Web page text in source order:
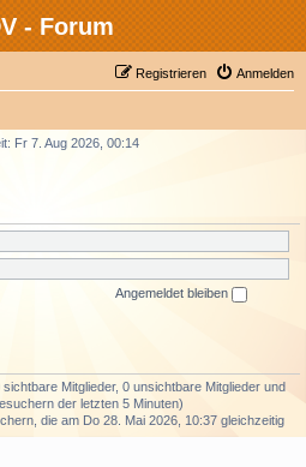
- Forum
Anmelden
Registrieren
Fr 7. Aug 2026, 00:14
Angemeldet bleiben
Mitglieder, 0 unsichtbare Mitglieder und
der letzten 5 Minuten)
die am Do 28. Mai 2026, 10:37 gleichzeitig